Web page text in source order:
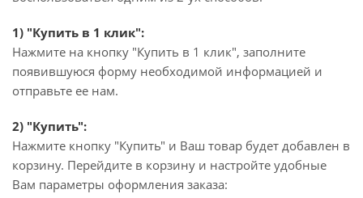
1) "Купить в 1 клик":
Нажмите на кнопку "Купить в 1 клик", заполните
появившуюся форму необходимой информацией и
отправьте ее нам.
2) "Купить":
Нажмите кнопку "Купить" и Ваш товар будет добавлен в
корзину. Перейдите в корзину и настройте удобные
Вам параметры оформления заказа: